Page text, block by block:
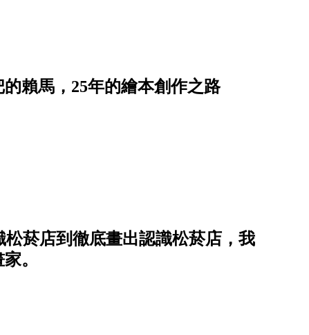
賴馬，25年的繪本創作之路
菸店到徹底畫出認識松菸店，我
。